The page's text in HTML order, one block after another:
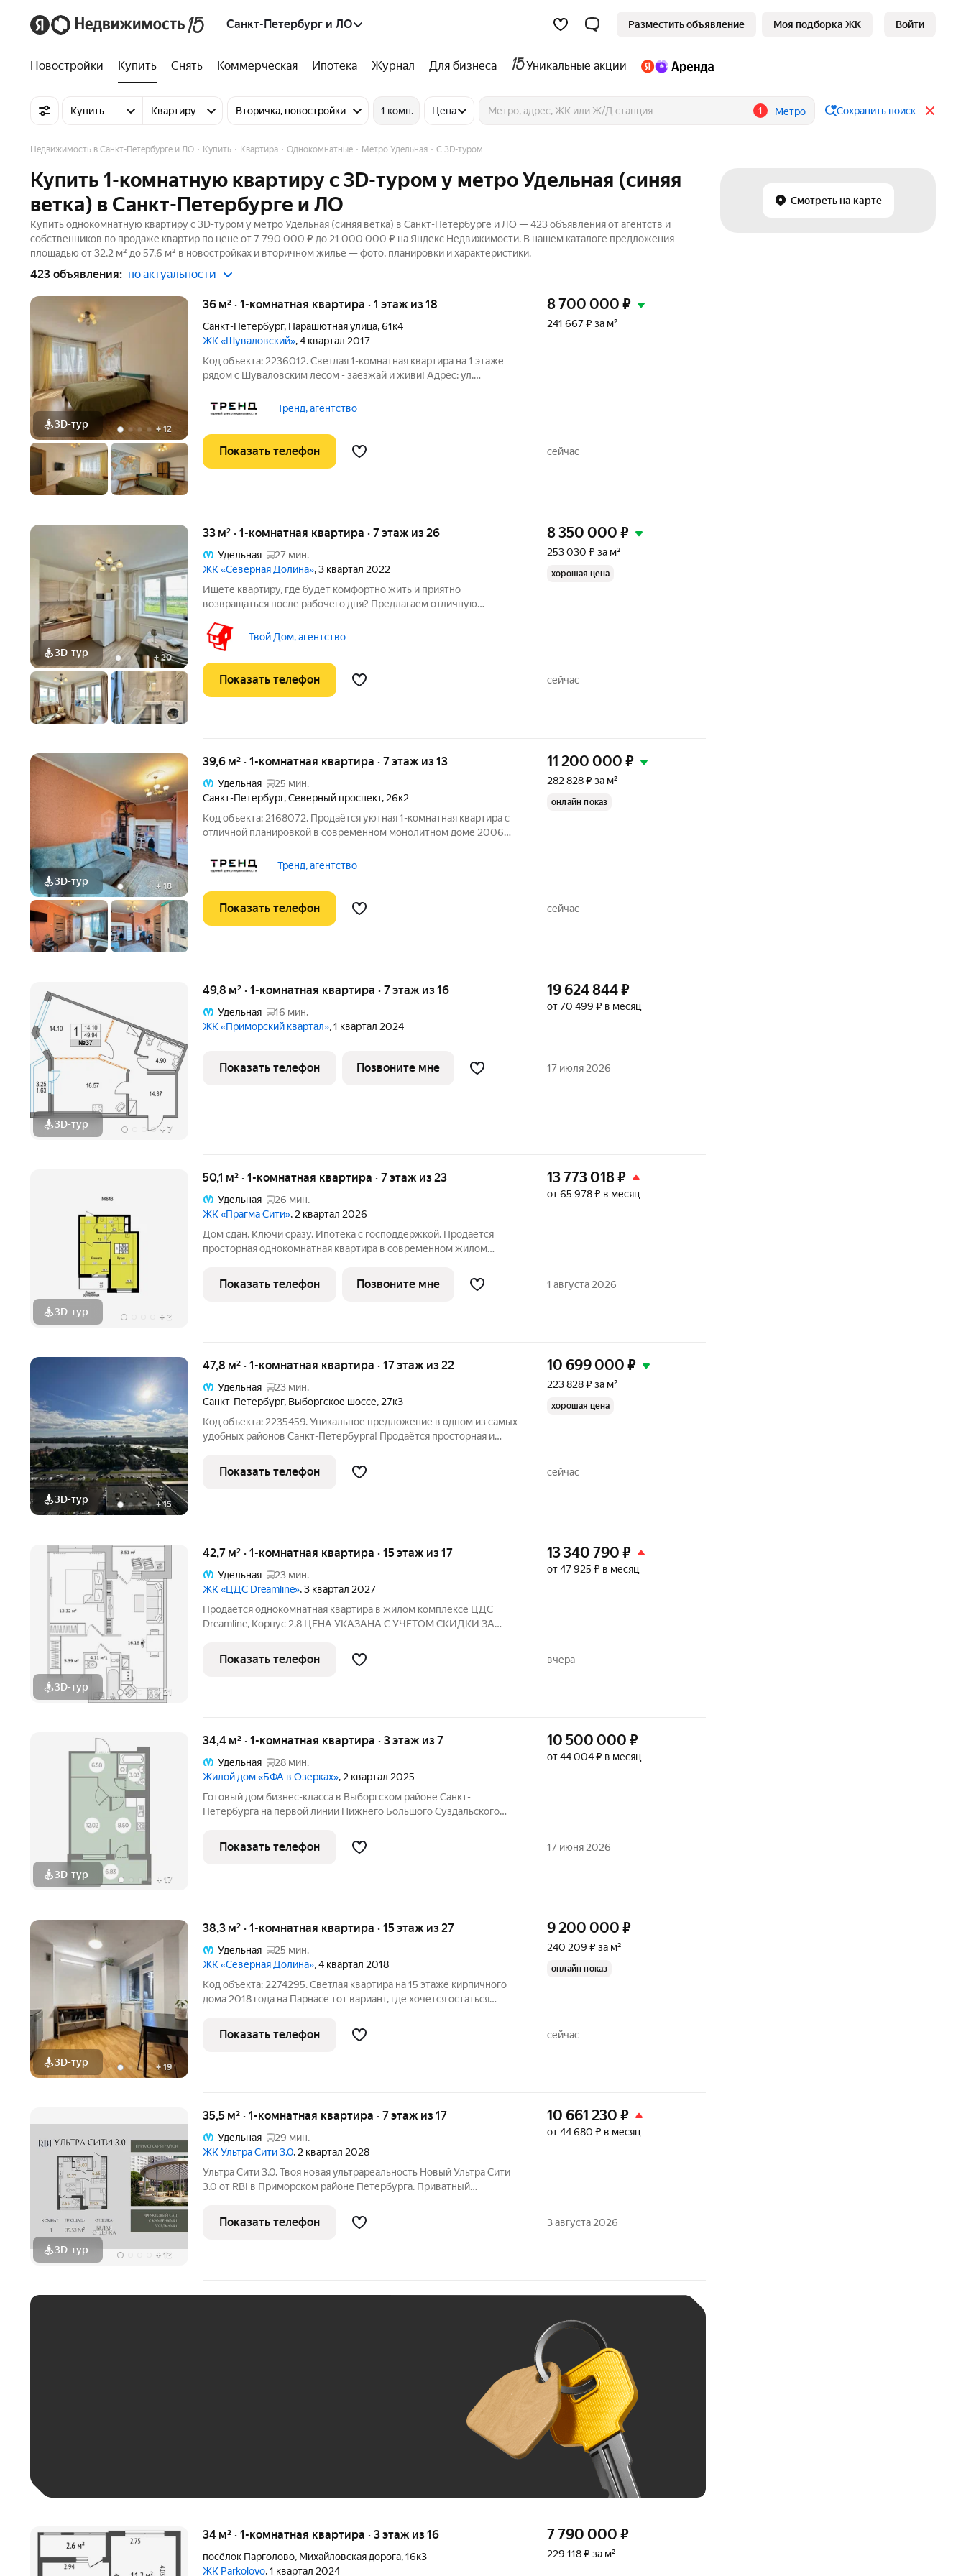
Санкт-Петербург и ЛО Разместить объявление Моя подборка ЖК Войти
Новостройки Купить Снять Коммерческая Ипотека Журнал Для бизнеса Уникальные акции
Купить Квартиру Вторичка, новостройки 1 комн. Цена 1 Метро Сохранить поиск
Смотреть на карте
Недвижимость в Санкт-Петербурге и ЛО Купить Квартира Однокомнатные Метро Удельная C 3D-туром
Купить 1-комнатную квартиру c 3D-туром у метро Удельная (синяя
ветка) в Санкт-Петербурге и ЛО
Купить однокомнатную квартиру c 3D-туром у метро Удельная (синяя ветка) в Санкт-Петербурге и ЛО — 423 объявления от агентств и
собственников по продаже квартир по цене от 7 790 000 ₽ до 21 000 000 ₽ на Яндекс Недвижимости. В нашем каталоге предложения
площадью от 32,2 м² до 57,6 м² в новостройках и вторичном жилье — фото, планировки и характеристики.
423 объявления: по актуальности
3D-тур + 12
36 м² · 1-комнатная квартира · 1 этаж из 18
Санкт-Петербург, Парашютная улица,61к4
ЖК «Шуваловский», 4 квартал 2017
Код объекта: 2236012. Светлая 1-комнатная квартира на 1 этаже
рядом с Шуваловским лесом - заезжай и живи! Адрес: ул.
приятно зайти с первого взгляда - это именно она. Светлая,
уютная, с
Тренд, агентство
8 700 000 ₽
241 667 ₽ за м²
Показать телефон сейчас
3D-тур + 20
33 м² · 1-комнатная квартира · 7 этаж из 26
Удельная
27 мин.
ЖК «Северная Долина», 3 квартал 2022
Ищете квартиру, где будет комфортно жить и приятно
возвращаться после рабочего дня? Предлагаем отличную
отличный выбор: Удачная планировка: продуманное
пространство, где каждый квадратный
Твой Дом, агентство
8 350 000 ₽
253 030 ₽ за м²
хорошая цена
Показать телефон сейчас
3D-тур + 18
39,6 м² · 1-комнатная квартира · 7 этаж из 13
Удельная
25 мин.
Санкт-Петербург,Северный проспект, 26к2
Код объекта: 2168072. Продаётся уютная 1-комнатная квартира с
отличной планировкой в современном монолитном доме 2006
выгодной инвестиции под аренду. О КВАРТИРЕ: Косметический
ремонт можно
Тренд, агентство
11 200 000 ₽
282 828 ₽ за м²
онлайн показ
Показать телефон сейчас
3D-тур + 7
49,8 м² · 1-комнатная квартира · 7 этаж из 16
Удельная
16 мин.
ЖК «Приморский квартал», 1 квартал 2024
19 624 844₽
от 70 499 ₽ в месяц
Показать телефон Позвоните мне 17 июля 2026
3D-тур + 2
50,1 м² · 1-комнатная квартира · 7 этаж из 23
Удельная
26 мин.
ЖК «Прагма Сити», 2 квартал 2026
Дом сдан. Ключи сразу. Ипотека с господдержкой. Продается
просторная однокомнатная квартира в современном жилом
заказать у застройщика. Общая площадь квартиры 47.8 м2, жилая
13.2 м2.
13 773 018₽
от 65 978 ₽ в месяц
Показать телефон Позвоните мне 1 августа 2026
3D-тур +15
47,8 м² · 1-комнатная квартира · 17 этаж из 22
Удельная
23 мин.
Санкт-Петербург, Выборгское шоссе, 27к3
Код объекта: 2235459. Уникальное предложение в одном из самых
удобных районов Санкт-Петербурга! Продаётся просторная и
Кирпично-монолитный дом 2007 года постройки гарантирует
надёжность и
10 699 000 ₽
223 828 ₽ за м²
хорошая цена
Показать телефон сейчас
3D-тур +21
42,7 м² · 1-комнатная квартира · 15 этаж из 17
Удельная
23 мин.
ЖК «ЦДС Dreamline», 3 квартал 2027
Продаётся однокомнатная квартира в жилом комплексе ЦДС
Dreamline, Корпус 2.8 ЦЕНА УКАЗАНА С УЧЕТОМ СКИДКИ ЗА
сертификат новосела в магазин ХОФФ на сумму 50 000 рублей.
Им можно оплатить не
13 340 790 ₽
от 47 925 ₽ в месяц
Показать телефон вчера
3D-тур + 17
34,4 м² · 1-комнатная квартира · 3 этаж из 7
Удельная
28 мин.
Жилой дом «БФА в Озерках», 2 квартал 2025
Готовый дом бизнес-класса в Выборгском районе Санкт-
Петербурга на первой линии Нижнего Большого Суздальского
на озеро и зеленый квартал. Сочетание камерности локации и
энергии большого
10 500 000 ₽
от 44 004 ₽ в месяц
Показать телефон 17 июня 2026
3D-тур + 19
38,3 м² · 1-комнатная квартира · 15 этаж из 27
Удельная
25 мин.
ЖК «Северная Долина», 4 квартал 2018
Код объекта: 2274295. Светлая квартира на 15 этаже кирпичного
дома 2018 года на Парнасе тот вариант, где хочется остаться
двор и нет уличного шума. Просторная комната 16. 3 м позволяет
Вам
9 200 000 ₽
240 209 ₽ за м²
онлайн показ
Показать телефон сейчас
3D-тур + 12
35,5 м² · 1-комнатная квартира · 7 этаж из 17
Удельная
29 мин.
ЖК Ультра Сити 3.0, 2 квартал 2028
Ультра Сити 3.0. Твоя новая ультрареальность Новый Ультра Сити
3.0 от RBI в Приморском районе Петербурга. Приватный
беседками среди цветущих яблонь и груш, современные уличные
тренажёры и
10 661 230 ₽
от 44 680 ₽ в месяц
Показать телефон 3 августа 2026
34 м² · 1-комнатная квартира · 3 этаж из 16
посёлок Парголово, Михайловская дорога,16к3
ЖК Parkolovo, 1 квартал 2024
7 790 000 ₽
229 118 ₽ за м²